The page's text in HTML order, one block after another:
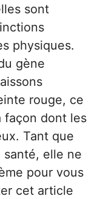
sont
physiques.
gène
rouge, ce
façon dont les
Tant que
elle ne
pour vous
cet article